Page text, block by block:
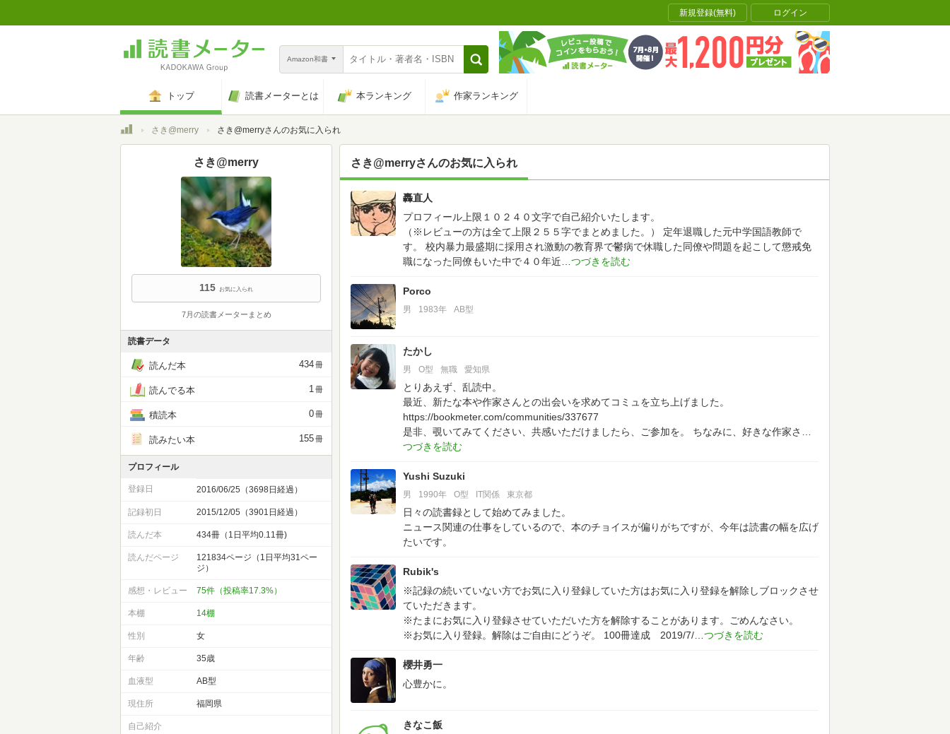
新規登録(無料) ログイン
Amazon和書
トップ 読書メーターとは 本ランキング 作家ランキング
トップさき@merry さき@merryさんのお気に入られ
さき@merryさんのお気に入られ
115
轟直人
プロフィール上限１０２４０文字で自己紹介いたします。
（※レビューの方は全て上限２５５字でまとめました。）
定年退職した元中学国語教師で
す。
校内暴力最盛期に採用され激動の教育界で鬱病で休職した同僚や問題を起こして懲戒免
職になった同僚もいた中で４０年近
Porco
男 1983年 AB型
たかし
男 O型 無職 愛知県
とりあえず、乱読中。
最近、新たな本や作家さんとの出会いを求めてコミュを立ち上げました。
https://bookmeter.com/communities/337677
是非、覗いてみてください、共感いただけましたら、ご参加を。
ちなみに、好きな作家さ
Yushi Suzuki
男 1990年 O型 IT関係 東京都
日々の読書録として始めてみました。
ニュース関連の仕事をしているので、本のチョイスが偏りがちですが、今年は読書の幅を広げ
たいです。
Rubik's
※記録の続いていない方でお気に入り登録していた方はお気に入り登録を解除しブロックさせ
ていただきます。
※たまにお気に入り登録させていただいた方を解除することがあります。ごめんなさい。
※お気に入り登録。解除はご自由にどうぞ。
100冊達成 2019/7/
櫻井勇一
心豊かに。
きなこ飯
さき@merry
115 お気に入られ
7月の読書メーターまとめ
読書データ
読んだ本 434冊
読んでる本 1冊
積読本 0冊
読みたい本 155冊
プロフィール
登録日 2016/06/25（3698日経過）
記録初日 2015/12/05（3901日経過）
読んだ本 434冊（1日平均0.11冊)
読んだページ
121834ページ（1日平均31ペー
ジ）
感想・レビュー 75件（投稿率17.3%）
本棚 14棚
性別 女
年齢 35歳
血液型 AB型
現住所 福岡県
自己紹介